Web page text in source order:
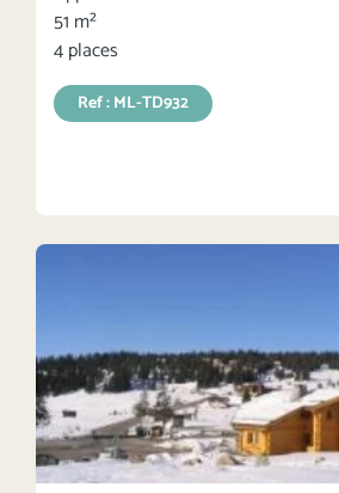
51 m²
4 places
Ref : ML-TD932